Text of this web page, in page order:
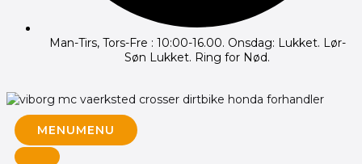
Man-Tirs, Tors-Fre : 10:00-16.00. Onsdag: Lukket. Lør-
Søn Lukket. Ring for Nød.
MENUMENU